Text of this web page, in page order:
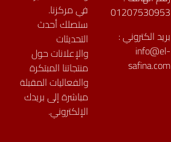
01207530953
بريد الكتروني :
info@el-
safina.com
في مركزنا.
ستصلك أحدث
التحديثات
والإعلانات حول
منتجاتنا المبتكرة
والفعاليات المقبلة
مباشرة إلى بريدك
الإلكتروني.